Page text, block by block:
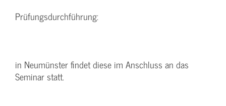
Prüfungsdurchführung:
in Neumünster findet diese im Anschluss an das
Seminar statt.